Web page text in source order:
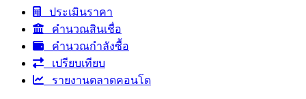
ประเมินราคา
คำนวณสินเชื่อ
คำนวณกำลังซื้อ
เปรียบเทียบ
รายงานตลาดคอนโด